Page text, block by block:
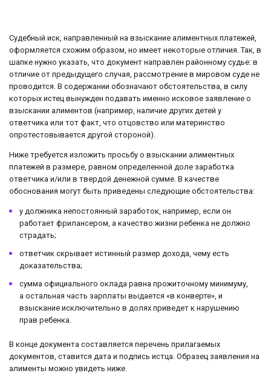
Судебный иск, направленный на взыскание алиментных платежей,
оформляется схожим образом, но имеет некоторые отличия. Так, в
шапке нужно указать, что документ направлен районному судье: в
отличие от предыдущего случая, рассмотрение в мировом суде не
проводится. В содержании обозначают обстоятельства, в силу
которых истец вынужден подавать именно исковое заявление о
взыскании алиментов (например, наличие других детей у
ответчика или тот факт, что отцовство или материнство
опротестовывается другой стороной).
Ниже требуется изложить просьбу о взыскании алиментных
платежей в размере, равном определенной доле заработка
ответчика и/или в твердой денежной сумме. В качестве
обоснования могут быть приведены следующие обстоятельства:
у должника непостоянный заработок, например, если он
работает фрилансером, а качество жизни ребенка не должно
страдать;
ответчик скрывает истинный размер дохода, чему есть
доказательства;
сумма официального оклада равна прожиточному минимуму,
а остальная часть зарплаты выдается «в конверте», и
взыскание исключительно в долях приведет к нарушению
прав ребенка.
В конце документа составляется перечень прилагаемых
документов, ставится дата и подпись истца. Образец заявления на
алименты можно увидеть ниже.